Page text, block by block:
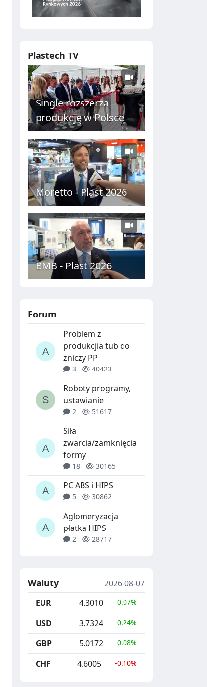
Plastech TV
Single rozszerza
produkcję w Polsce
Moretto - Plast 2026
BMB - Plast 2026
Forum
Problem z
produkcjia tub do
zniczy PP
3 40423
Roboty programy,
ustawianie
2 51617
Siła
zwarcia/zamknięcia
formy
18 30165
PC ABS i HIPS
5 30862
Aglomeryzacja
płatka HIPS
2 28717
Waluty
2026-08-07
EUR
4.3010 0.07%
USD 3.7324 0.24%
GBP 5.0172 0.08%
CHF 4.6005 -0.10%